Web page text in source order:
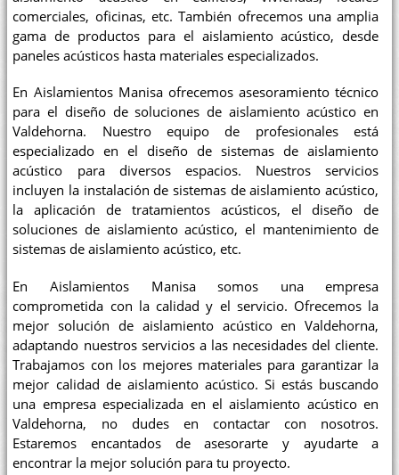
comerciales, oficinas, etc. También ofrecemos una amplia
gama de productos para el aislamiento acústico, desde
paneles acústicos hasta materiales especializados.
En Aislamientos Manisa ofrecemos asesoramiento técnico
para el diseño de soluciones de aislamiento acústico en
Valdehorna. Nuestro equipo de profesionales está
especializado en el diseño de sistemas de aislamiento
acústico para diversos espacios. Nuestros servicios
incluyen la instalación de sistemas de aislamiento acústico,
la aplicación de tratamientos acústicos, el diseño de
soluciones de aislamiento acústico, el mantenimiento de
sistemas de aislamiento acústico, etc.
En Aislamientos Manisa somos una empresa
comprometida con la calidad y el servicio. Ofrecemos la
mejor solución de aislamiento acústico en Valdehorna,
adaptando nuestros servicios a las necesidades del cliente.
Trabajamos con los mejores materiales para garantizar la
mejor calidad de aislamiento acústico. Si estás buscando
una empresa especializada en el aislamiento acústico en
Valdehorna, no dudes en contactar con nosotros.
Estaremos encantados de asesorarte y ayudarte a
encontrar la mejor solución para tu proyecto.